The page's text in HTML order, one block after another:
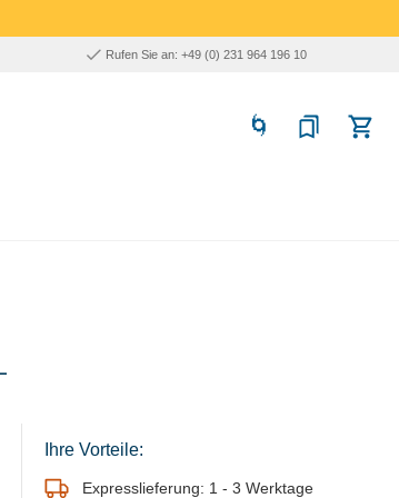
Rufen Sie an: +49 (0) 231 964 196 10
Ihre Vorteile:
Expresslieferung: 1 - 3 Werktage